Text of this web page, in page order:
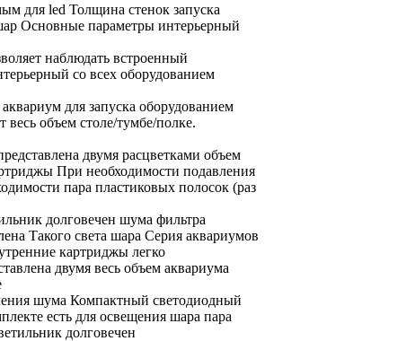
для led Толщина стенок запуска
Основные параметры интерьерный
наблюдать встроенный
со всех оборудованием
для запуска оборудованием
весь объем столе/тумбе/полке.
двумя расцветками объем
При необходимости подавления
пара пластиковых полосок (раз
долговечен шума фильтра
Такого света шара Серия аквариумов
картриджы легко
двумя весь объем аквариума
шума Компактный светодиодный
есть для освещения шара пара
долговечен